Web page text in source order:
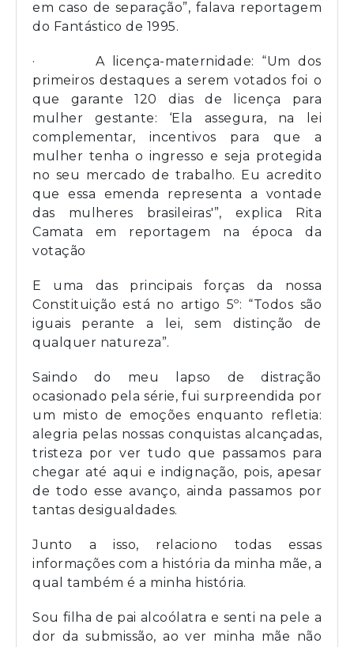
em caso de separação”, falava reportagem
do Fantástico de 1995.
· A licença-maternidade: “Um dos
primeiros destaques a serem votados foi o
que garante 120 dias de licença para
mulher gestante: ‘Ela assegura, na lei
complementar, incentivos para que a
mulher tenha o ingresso e seja protegida
no seu mercado de trabalho. Eu acredito
que essa emenda representa a vontade
das mulheres brasileiras'”, explica Rita
Camata em reportagem na época da
votação
E uma das principais forças da nossa
Constituição está no artigo 5º: “Todos são
iguais perante a lei, sem distinção de
qualquer natureza”.
Saindo do meu lapso de distração
ocasionado pela série, fui surpreendida por
um misto de emoções enquanto refletia:
alegria pelas nossas conquistas alcançadas,
tristeza por ver tudo que passamos para
chegar até aqui e indignação, pois, apesar
de todo esse avanço, ainda passamos por
tantas desigualdades.
Junto a isso, relaciono todas essas
informações com a história da minha mãe, a
qual também é a minha história.
Sou filha de pai alcoólatra e senti na pele a
dor da submissão, ao ver minha mãe não